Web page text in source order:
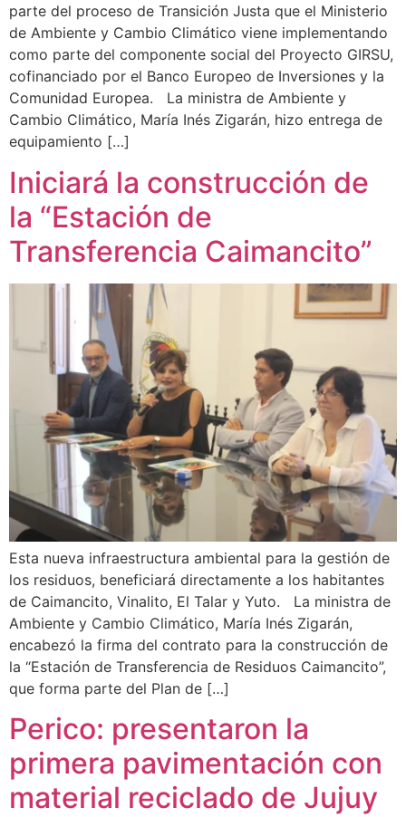
parte del proceso de Transición Justa que el Ministerio
de Ambiente y Cambio Climático viene implementando
como parte del componente social del Proyecto GIRSU,
cofinanciado por el Banco Europeo de Inversiones y la
Comunidad Europea. La ministra de Ambiente y
Cambio Climático, María Inés Zigarán, hizo entrega de
equipamiento […]
Iniciará la construcción de
la “Estación de
Transferencia Caimancito”
Esta nueva infraestructura ambiental para la gestión de
los residuos, beneficiará directamente a los habitantes
de Caimancito, Vinalito, El Talar y Yuto. La ministra de
Ambiente y Cambio Climático, María Inés Zigarán,
encabezó la firma del contrato para la construcción de
la “Estación de Transferencia de Residuos Caimancito”,
que forma parte del Plan de […]
Perico: presentaron la
primera pavimentación con
material reciclado de Jujuy